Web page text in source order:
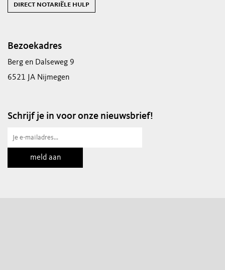
direct notariële hulp
Bezoekadres
Berg en Dalseweg 9
6521 JA Nijmegen
Schrijf je in voor onze nieuwsbrief!